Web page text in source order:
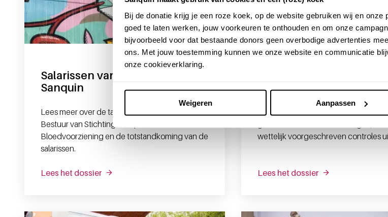
Bij de donatie krijg je een roze koek, op de website gebruiken wij en
goed te laten werken, jouw voorkeuren te onthouden en om onze
bijvoorbeeld voor dat bestaande donors geen overbodige advertenties
ons. Met jouw toestemming kunnen we onze website en communicatie
onze cookieverklaring.
Weigeren Aanpassen
Salarissen van bestuurders van
Sanquin
Lees meer over de taken van de Raad van
Bestuur van Stichting Sanquin
Bloedvoorziening en de totstandkoming van de
salarissen.
Lees het dossier
Sanquin maakt geneesmiddelen uit
bloed. Om veilig gebruik van deze
wettelijk voorgeschreven controles
Lees het dossier